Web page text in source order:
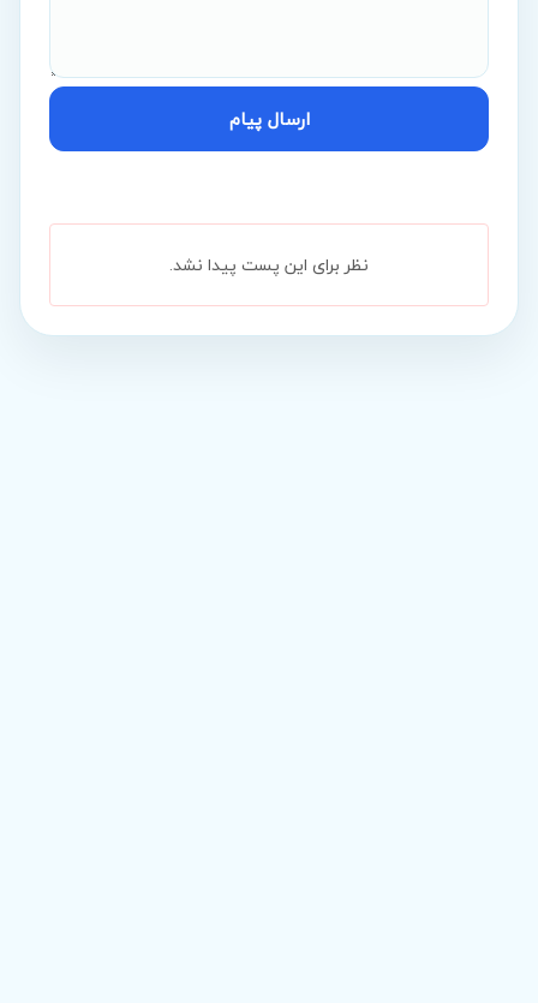
ارسال پیام
نظر برای این پست پیدا نشد.